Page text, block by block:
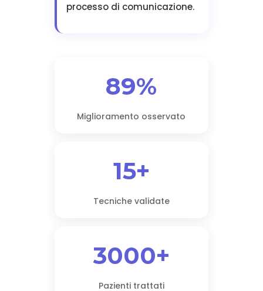
processo di comunicazione.
89%
Miglioramento osservato
15+
Tecniche validate
3000+
Pazienti trattati